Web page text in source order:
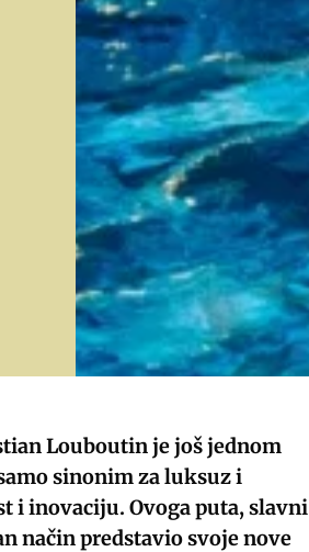
Louboutin je još jednom
sinonim za luksuz i
i inovaciju. Ovoga puta, slavni
način predstavio svoje nove